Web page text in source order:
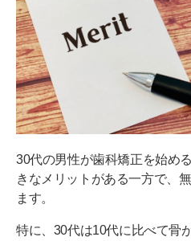
30代の男性が歯科矯正を始め
きなメリットがある一方で、
ます。
特に、30代は10代に比べて骨